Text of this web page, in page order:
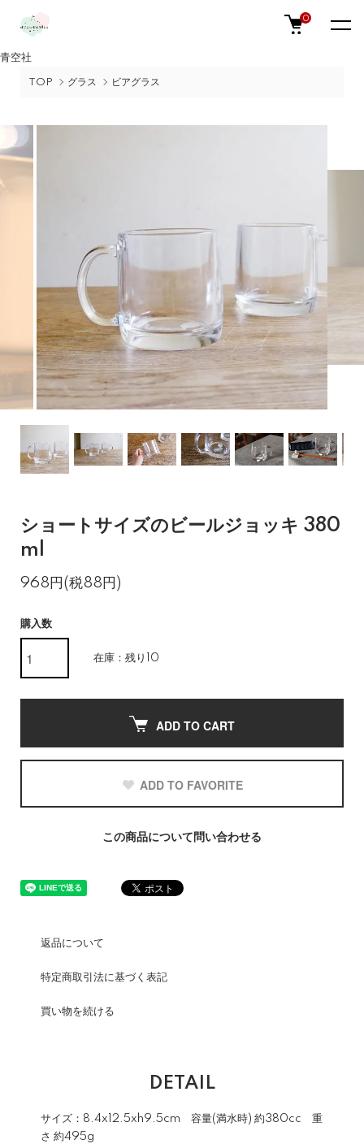
青空社
0
TOP グラス ビアグラス
ショートサイズのビールジョッキ 380
ml
968円(税88円)
購入数
在庫：残り10
ADD TO CART
ADD TO FAVORITE
この商品について問い合わせる
返品について
特定商取引法に基づく表記
買い物を続ける
DETAIL
サイズ：8.4x12.5xh9.5cm 容量(満水時) 約380cc 重
さ 約495g